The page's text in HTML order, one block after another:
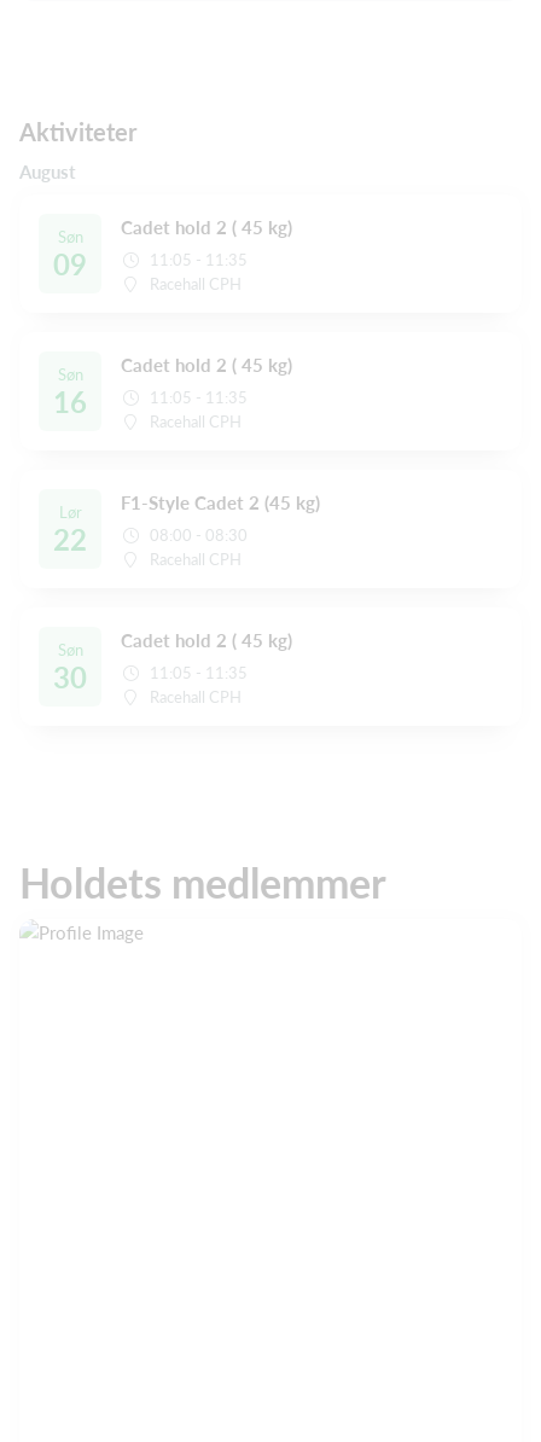
Aktiviteter
August
Søn
09
Cadet hold 2 ( 45 kg)
11:05 - 11:35
Racehall CPH
Søn
16
Cadet hold 2 ( 45 kg)
11:05 - 11:35
Racehall CPH
Lør
22
F1-Style Cadet 2 (45 kg)
08:00 - 08:30
Racehall CPH
Søn
30
Cadet hold 2 ( 45 kg)
11:05 - 11:35
Racehall CPH
Holdets medlemmer